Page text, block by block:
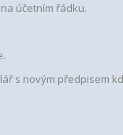
účetním řádku.
s novým předpisem